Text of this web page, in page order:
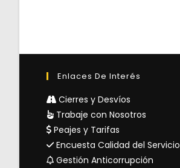
Enlaces De Interés
Cierres y Desvíos
Trabaje con Nosotros
Peajes y Tarifas
Encuesta Calidad del Servicio
Gestión Anticorrupción